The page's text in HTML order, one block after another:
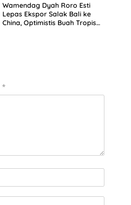
Wamendag Dyah Roro Esti
Lepas Ekspor Salak Bali ke
China, Optimistis Buah Tropis
*